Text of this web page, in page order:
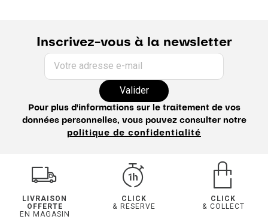
Inscrivez-vous à la newsletter
Votre adresse e-mail
Valider
Pour plus d'informations sur le traitement de vos
données personnelles, vous pouvez consulter notre
politique de confidentialité
LIVRAISON
OFFERTE
EN MAGASIN
CLICK
& RESERVE
CLICK
& COLLECT